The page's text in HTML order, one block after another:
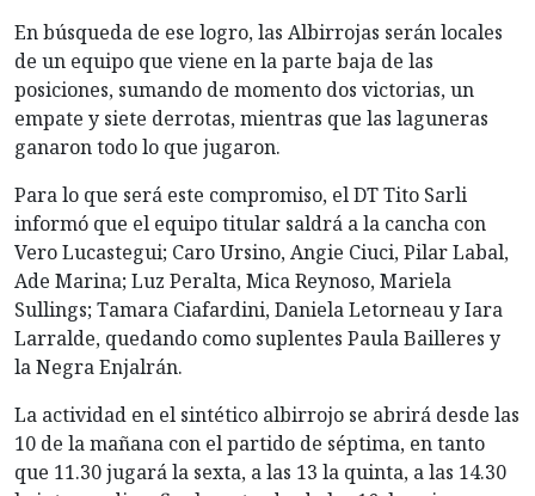
En búsqueda de ese logro, las Albirrojas serán locales
de un equipo que viene en la parte baja de las
posiciones, sumando de momento dos victorias, un
empate y siete derrotas, mientras que las laguneras
ganaron todo lo que jugaron.
Para lo que será este compromiso, el DT Tito Sarli
informó que el equipo titular saldrá a la cancha con
Vero Lucastegui; Caro Ursino, Angie Ciuci, Pilar Labal,
Ade Marina; Luz Peralta, Mica Reynoso, Mariela
Sullings; Tamara Ciafardini, Daniela Letorneau y Iara
Larralde, quedando como suplentes Paula Bailleres y
la Negra Enjalrán.
La actividad en el sintético albirrojo se abrirá desde las
10 de la mañana con el partido de séptima, en tanto
que 11.30 jugará la sexta, a las 13 la quinta, a las 14.30